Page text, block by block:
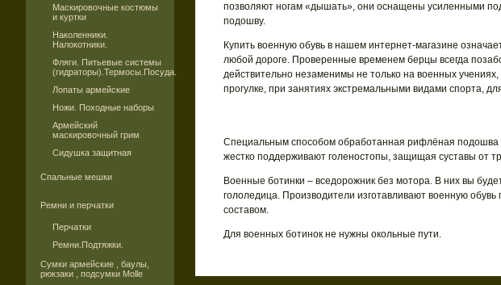
Маскировочные костюмы
и куртки
Наколенники.
Налокотники.
Фляги. Питьевые системы
(гидраторы).Термосы.Посуда.
Лопаты армейские
Ножи. Походные наборы
Армейский
маскировочный грим
Сидушка защитная
Спальные мешки
Ремни и перчатки
Перчатки
Ремни.Подтяжки.
Сумки армейские , баулы,
рюкзаки , подсумки Molle
позволяют ногам «дышать», они оснащены усиленными
подошву.
Купить военную обувь в нашем интернет-магазине
любой дороге. Проверенные временем берцы всегда
действительно незаменимы не только на военных
прогулке, при занятиях экстремальными видами спорта,
Специальным способом обработанная рифлёная подошва
жестко поддерживают голеностопы, защищая суставы от
Военные ботинки – вседорожник без мотора. В них вы
гололедица. Производители изготавливают военную
составом.
Для военных ботинок не нужны окольные пути.